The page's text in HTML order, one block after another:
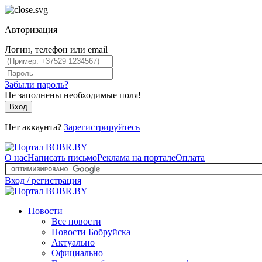
Авторизация
Логин, телефон или email
Забыли пароль?
Не заполнены необходимые поля!
Вход
Нет аккаунта? Зарегистрируйтесь
О насНаписать письмоРеклама на порталеОплата
Вход / регистрация
Новости
Все новости
Новости Бобруйска
Актуально
Официально